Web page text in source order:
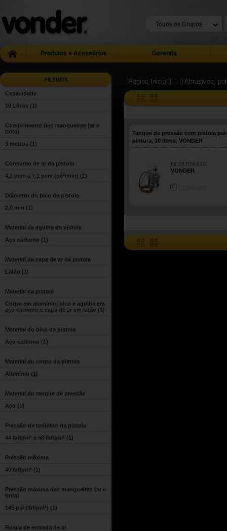
Produtos e Acessórios Garantia
FILTROS
Capacidade
10 Litros (1)
Comprimento das mangueiras (ar e
tinta)
3 metros (1)
Consumo de ar da pistola
4,2 pcm a 7,1 pcm (pé³/min) (1)
Diâmetro do bico da pistola
2,0 mm (1)
Material da agulha da pistola
Aço carbono (1)
Material da capa de ar da pistola
Latão (1)
Material da pistola
Corpo em alumínio, bico e agulha em
aço carbono e capa de ar em latão (1)
Material do bico da pistola
Aço carbono (1)
Material do corpo da pistola
Alumínio (1)
Material do tanque de pressão
Aço (1)
Pressão de trabalho da pistola
44 lbf/pol² a 58 lbf/pol² (1)
Pressão máxima
40 lbf/pol² (1)
Pressão máxima das mangueiras (ar e
tinta)
145 psi (lbf/pol²) (1)
Rosca de entrada de ar
Página Inicial | ... | Abrasivos,
Tanque de pressão com pistola
pintura, 10 litros, VONDER
62.20.026.010
VONDER